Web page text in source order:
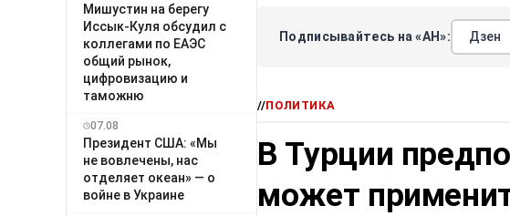
Мишустин на берегу
Иссык-Куля обсудил с
коллегами по ЕАЭС
общий рынок,
цифровизацию и
таможню
07.08
Президент США: «Мы
не вовлечены, нас
отделяет океан» — о
войне в Украине
Подписывайтесь на «АН»: Дзен
//ПОЛИТИКА
В Турции
может